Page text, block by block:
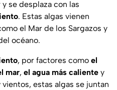
se desplaza con las
. Estas algas vienen
el Mar de los Sargazos y
océano.
, por factores como el
mar, el agua más caliente y
estas algas se juntan